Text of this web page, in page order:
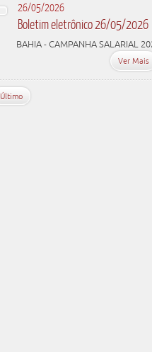
26/05/2026
Boletim eletrônico 26/05/2026
BAHIA - CAMPANHA SALARIAL
Ver Mais
Último